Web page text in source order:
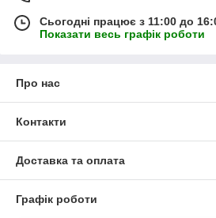
Сьогодні працює з 11:00 до
Показати весь графік роботи
Про нас
Контакти
Доставка та оплата
Графік роботи